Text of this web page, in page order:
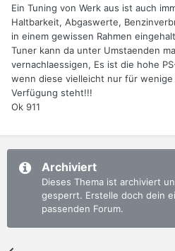
Ein Tuning von Werk aus ist auch
Haltbarkeit, Abgaswerte,
in einem gewissen Rahmen
Tuner kann da unter Umstaenden
vernachlaessigen, Es ist die hohe
wenn diese vielleicht nur für
Verfügung steht!!!
Ok 911
Archiviert
Dieses Thema ist archiviert
gesperrt. Erstelle doch dein
passenden Forum.